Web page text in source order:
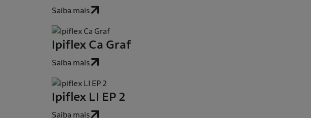
Saiba mais
Ipiflex Ca Graf
Saiba mais
Ipiflex LI EP 2
Saiba mais